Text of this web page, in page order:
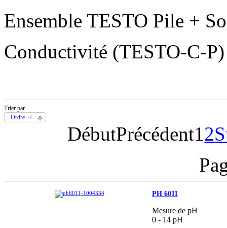
Ensemble TESTO Pile +
Conductivité (TESTO-C-
Trier par
Ordre +/-
DébutPrécédent12
PH 6011
Mesure de pH
0 - 14 pH